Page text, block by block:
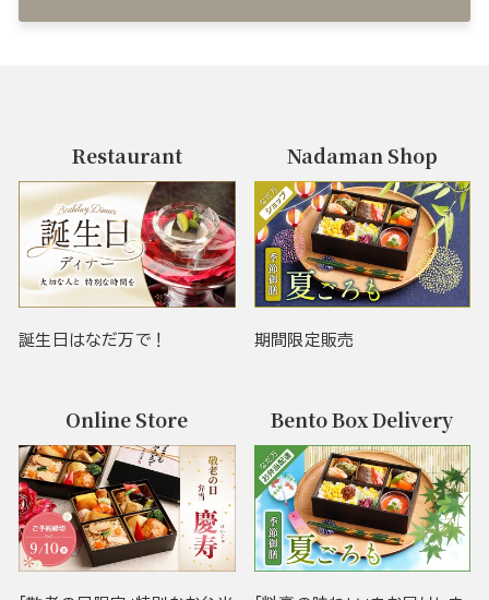
Restaurant
誕生日はなだ万で！
Nadaman Shop
期間限定販売
Online Store Bento Box Delivery